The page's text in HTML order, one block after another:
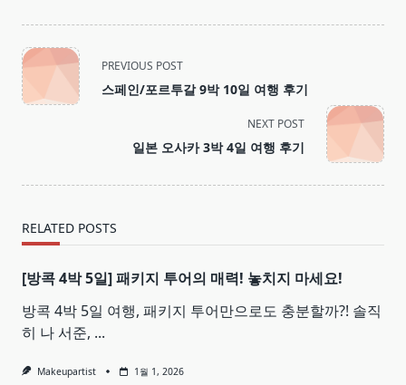
<span
class="nav-
subtitle
PREVIOUS POST
스페인/포르투갈 9박 10일 여행 후기
NEXT POST
일본 오사카 3박 4일 여행 후기
RELATED POSTS
[방콕 4박 5일] 패키지 투어의 매력! 놓치지 마세요!
방콕 4박 5일 여행, 패키지 투어만으로도 충분할까?! 솔직
히 나 서준, ...
Makeupartist 1월 1, 2026